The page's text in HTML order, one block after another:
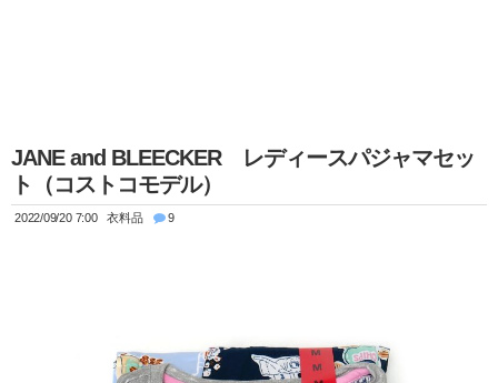
JANE and BLEECKER レディースパジャマセッ
ト（コストコモデル）
2022/09/20 7:00 衣料品 9